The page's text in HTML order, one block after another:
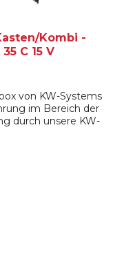
Kombi -
C 15 V
von KW-Systems
im Bereich der
durch unsere KW-